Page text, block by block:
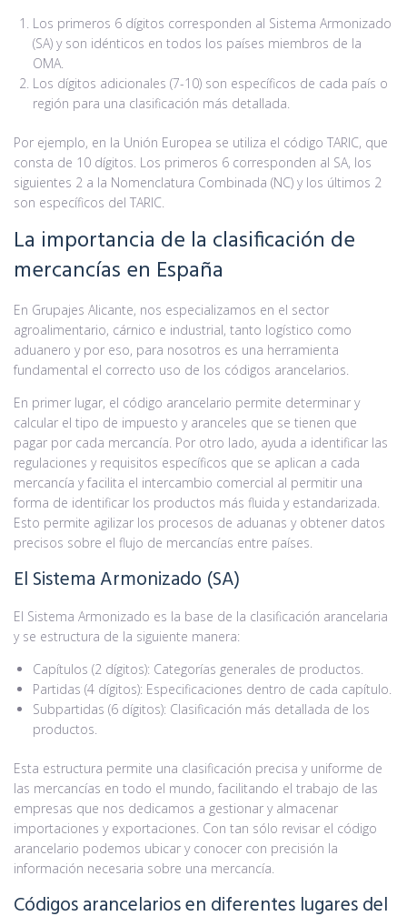
Los primeros 6 dígitos corresponden al Sistema Armonizado
(SA) y son idénticos en todos los países miembros de la
OMA.
Los dígitos adicionales (7-10) son específicos de cada país o
región para una clasificación más detallada.
Por ejemplo, en la Unión Europea se utiliza el código TARIC, que
consta de 10 dígitos. Los primeros 6 corresponden al SA, los
siguientes 2 a la Nomenclatura Combinada (NC) y los últimos 2
son específicos del TARIC.
La importancia de la clasificación de
mercancías en España
En Grupajes Alicante, nos especializamos en el sector
agroalimentario, cárnico e industrial, tanto logístico como
aduanero y por eso, para nosotros es una herramienta
fundamental el correcto uso de los códigos arancelarios.
En primer lugar, el código arancelario permite determinar y
calcular el tipo de impuesto y aranceles que se tienen que
pagar por cada mercancía. Por otro lado, ayuda a identificar las
regulaciones y requisitos específicos que se aplican a cada
mercancía y facilita el intercambio comercial al permitir una
forma de identificar los productos más fluida y estandarizada.
Esto permite agilizar los procesos de aduanas y obtener datos
precisos sobre el flujo de mercancías entre países.
El Sistema Armonizado (SA)
El Sistema Armonizado es la base de la clasificación arancelaria
y se estructura de la siguiente manera:
Capítulos (2 dígitos): Categorías generales de productos.
Partidas (4 dígitos): Especificaciones dentro de cada capítulo.
Subpartidas (6 dígitos): Clasificación más detallada de los
productos.
Esta estructura permite una clasificación precisa y uniforme de
las mercancías en todo el mundo, facilitando el trabajo de las
empresas que nos dedicamos a gestionar y almacenar
importaciones y exportaciones. Con tan sólo revisar el código
arancelario podemos ubicar y conocer con precisión la
información necesaria sobre una mercancía.
Códigos arancelarios en diferentes lugares del